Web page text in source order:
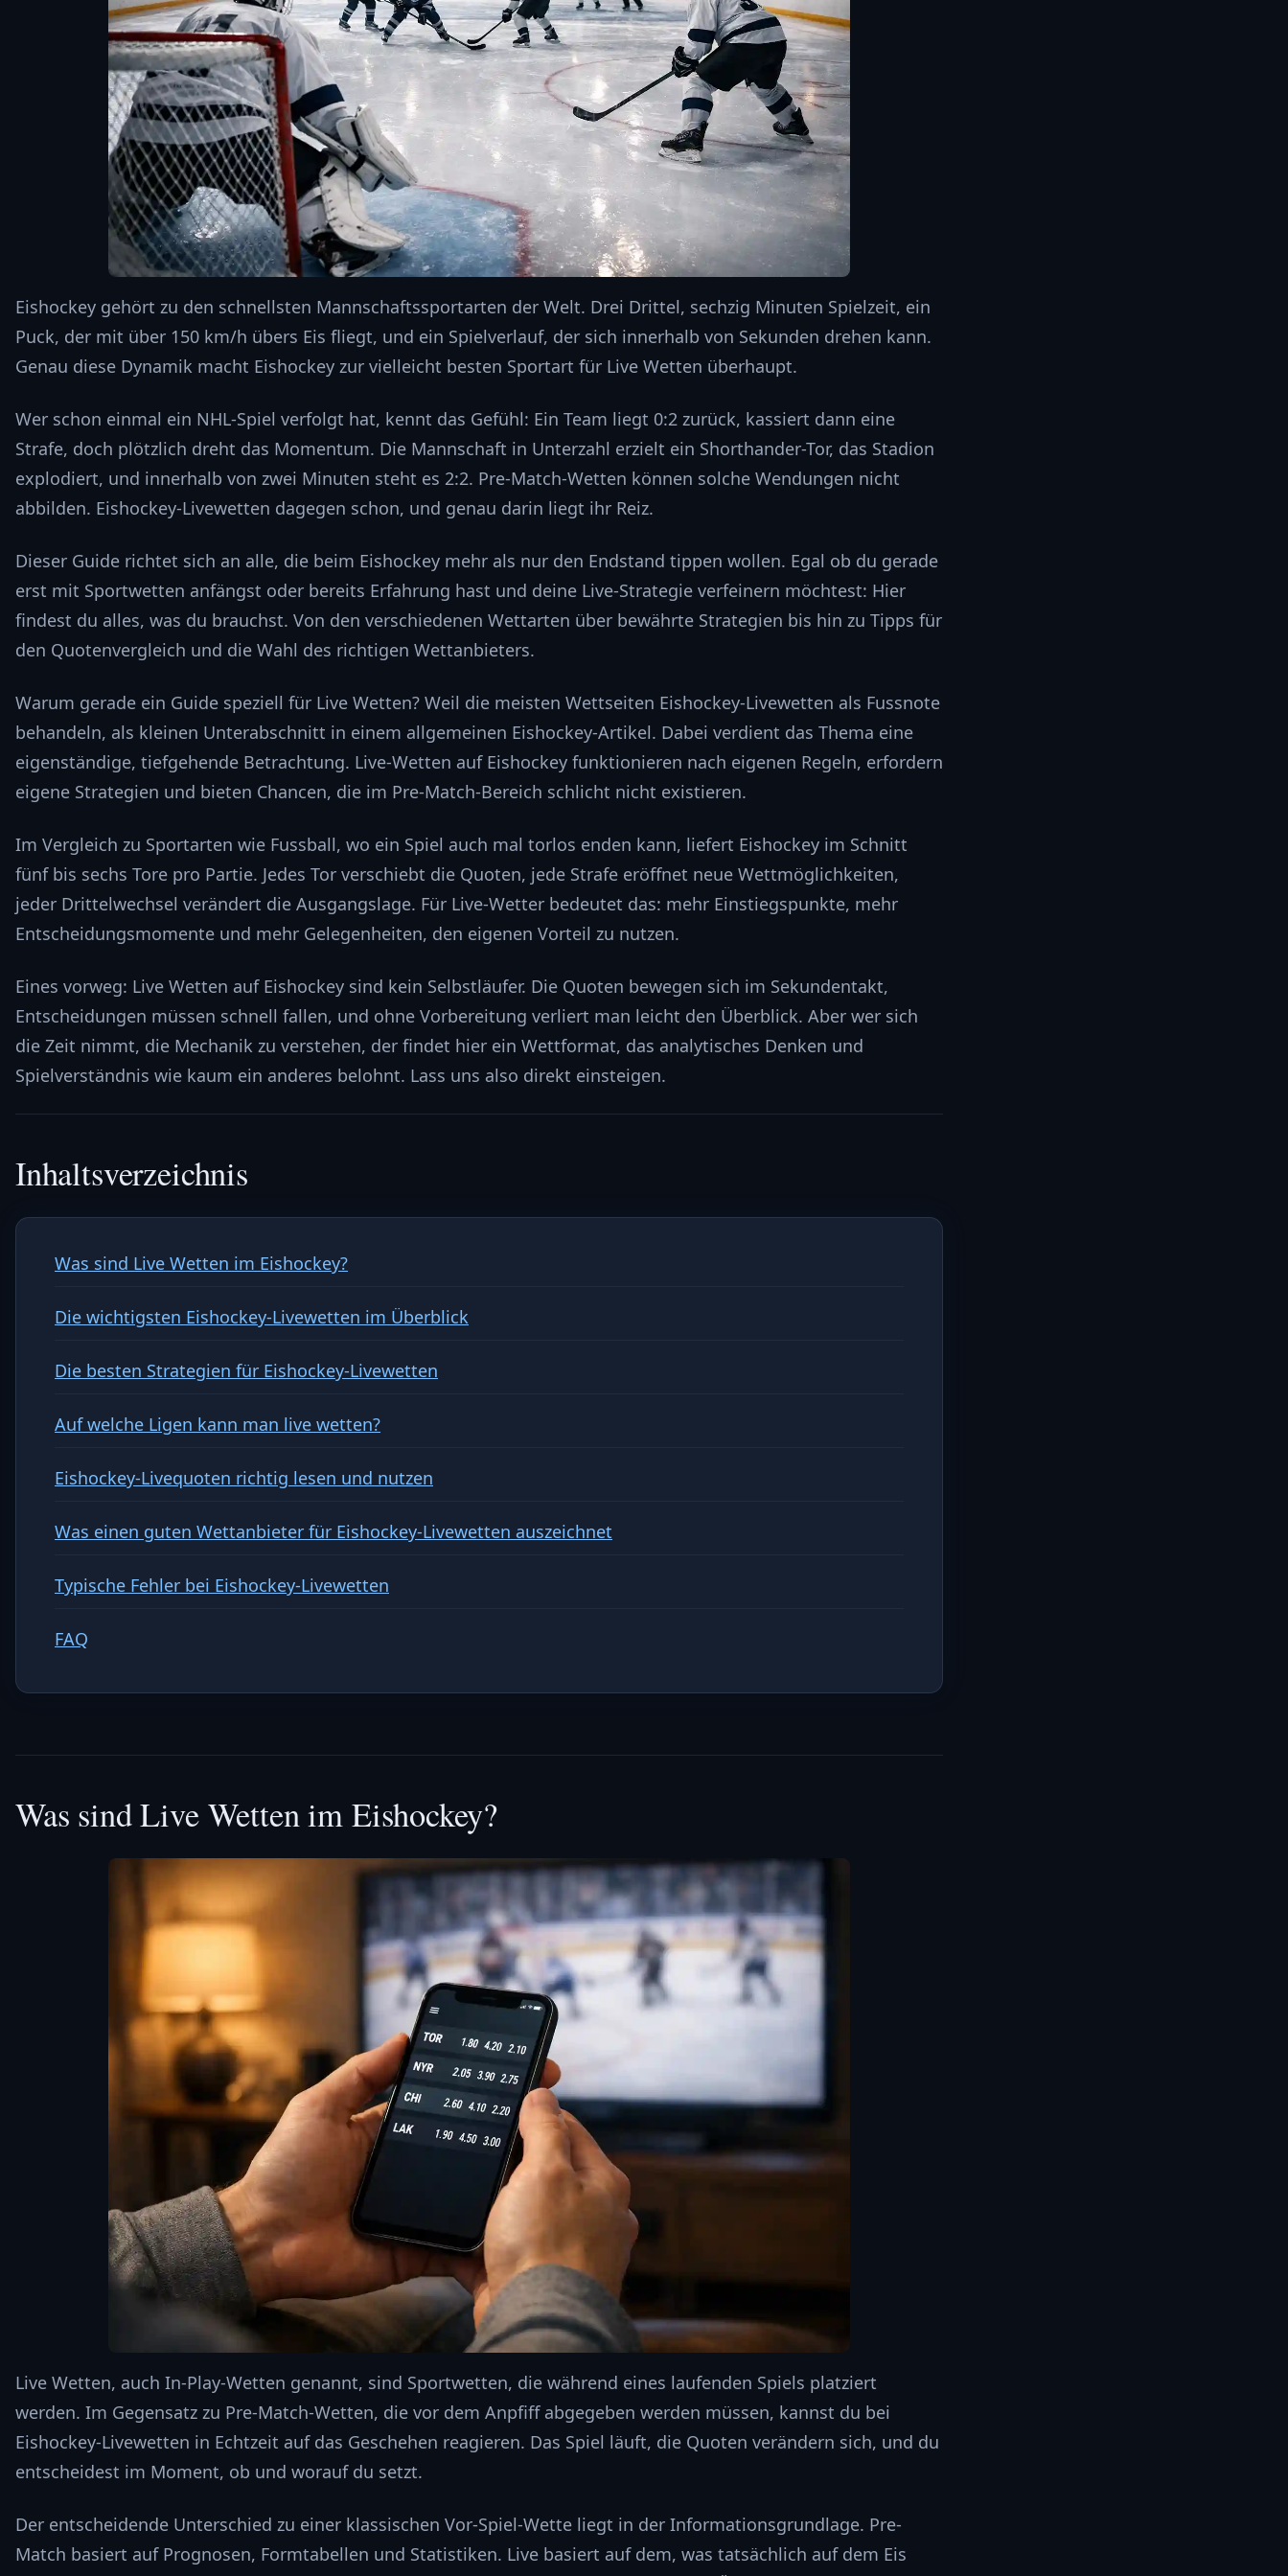
Eishockey gehört zu den schnellsten Mannschaftssportarten der Welt. Drei Drittel, sechzig Minuten Spielzeit, ein
Puck, der mit über 150 km/h übers Eis fliegt, und ein Spielverlauf, der sich innerhalb von Sekunden drehen kann.
Genau diese Dynamik macht Eishockey zur vielleicht besten Sportart für Live Wetten überhaupt.
Wer schon einmal ein NHL-Spiel verfolgt hat, kennt das Gefühl: Ein Team liegt 0:2 zurück, kassiert dann eine
Strafe, doch plötzlich dreht das Momentum. Die Mannschaft in Unterzahl erzielt ein Shorthander-Tor, das Stadion
explodiert, und innerhalb von zwei Minuten steht es 2:2. Pre-Match-Wetten können solche Wendungen nicht
abbilden. Eishockey-Livewetten dagegen schon, und genau darin liegt ihr Reiz.
Dieser Guide richtet sich an alle, die beim Eishockey mehr als nur den Endstand tippen wollen. Egal ob du gerade
erst mit Sportwetten anfängst oder bereits Erfahrung hast und deine Live-Strategie verfeinern möchtest: Hier
findest du alles, was du brauchst. Von den verschiedenen Wettarten über bewährte Strategien bis hin zu Tipps für
den Quotenvergleich und die Wahl des richtigen Wettanbieters.
Warum gerade ein Guide speziell für Live Wetten? Weil die meisten Wettseiten Eishockey-Livewetten als Fussnote
behandeln, als kleinen Unterabschnitt in einem allgemeinen Eishockey-Artikel. Dabei verdient das Thema eine
eigenständige, tiefgehende Betrachtung. Live-Wetten auf Eishockey funktionieren nach eigenen Regeln, erfordern
eigene Strategien und bieten Chancen, die im Pre-Match-Bereich schlicht nicht existieren.
Im Vergleich zu Sportarten wie Fussball, wo ein Spiel auch mal torlos enden kann, liefert Eishockey im Schnitt
fünf bis sechs Tore pro Partie. Jedes Tor verschiebt die Quoten, jede Strafe eröffnet neue Wettmöglichkeiten,
jeder Drittelwechsel verändert die Ausgangslage. Für Live-Wetter bedeutet das: mehr Einstiegspunkte, mehr
Entscheidungsmomente und mehr Gelegenheiten, den eigenen Vorteil zu nutzen.
Eines vorweg: Live Wetten auf Eishockey sind kein Selbstläufer. Die Quoten bewegen sich im Sekundentakt,
Entscheidungen müssen schnell fallen, und ohne Vorbereitung verliert man leicht den Überblick. Aber wer sich
die Zeit nimmt, die Mechanik zu verstehen, der findet hier ein Wettformat, das analytisches Denken und
Spielverständnis wie kaum ein anderes belohnt. Lass uns also direkt einsteigen.
Inhaltsverzeichnis
Was sind Live Wetten im Eishockey?
Die wichtigsten Eishockey-Livewetten im Überblick
Die besten Strategien für Eishockey-Livewetten
Auf welche Ligen kann man live wetten?
Eishockey-Livequoten richtig lesen und nutzen
Was einen guten Wettanbieter für Eishockey-Livewetten auszeichnet
Typische Fehler bei Eishockey-Livewetten
FAQ
Was sind Live Wetten im Eishockey?
Live Wetten, auch In-Play-Wetten genannt, sind Sportwetten, die während eines laufenden Spiels platziert
werden. Im Gegensatz zu Pre-Match-Wetten, die vor dem Anpfiff abgegeben werden müssen, kannst du bei
Eishockey-Livewetten in Echtzeit auf das Geschehen reagieren. Das Spiel läuft, die Quoten verändern sich, und du
entscheidest im Moment, ob und worauf du setzt.
Der entscheidende Unterschied zu einer klassischen Vor-Spiel-Wette liegt in der Informationsgrundlage. Pre-
Match basiert auf Prognosen, Formtabellen und Statistiken. Live basiert auf dem, was tatsächlich auf dem Eis